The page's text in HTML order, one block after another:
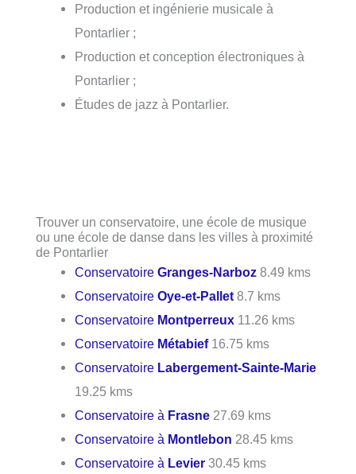
Production et ingénierie musicale à
Pontarlier ;
Production et conception électroniques à
Pontarlier ;
Études de jazz à Pontarlier.
Trouver un conservatoire, une école de musique
ou une école de danse dans les villes à proximité
de Pontarlier
ConservatoireGranges-Narboz 8.49 kms
ConservatoireOye-et-Pallet 8.7 kms
Conservatoire Montperreux 11.26 kms
Conservatoire Métabief16.75 kms
Conservatoire Labergement-Sainte-Marie
19.25 kms
Conservatoire à Frasne 27.69 kms
Conservatoire à Montlebon 28.45 kms
Conservatoire à Levier 30.45 kms